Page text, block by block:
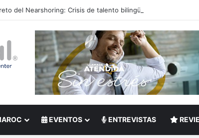
del Nearshoring: Crisis de talento bilingüe en
EVENTOS ENTREVISTAS